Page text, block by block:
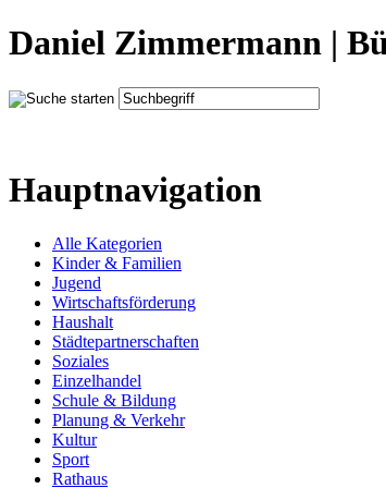
Daniel Zimmermann |
Hauptnavigation
Alle Kategorien
Kinder & Familien
Jugend
Wirtschaftsförderung
Haushalt
Städtepartnerschaften
Soziales
Einzelhandel
Schule & Bildung
Planung & Verkehr
Kultur
Sport
Rathaus